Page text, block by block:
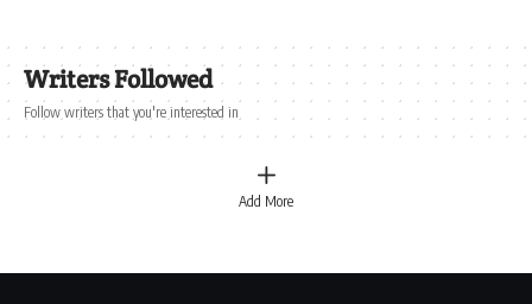
Writers Followed
Follow writers that you're interested in
Add More